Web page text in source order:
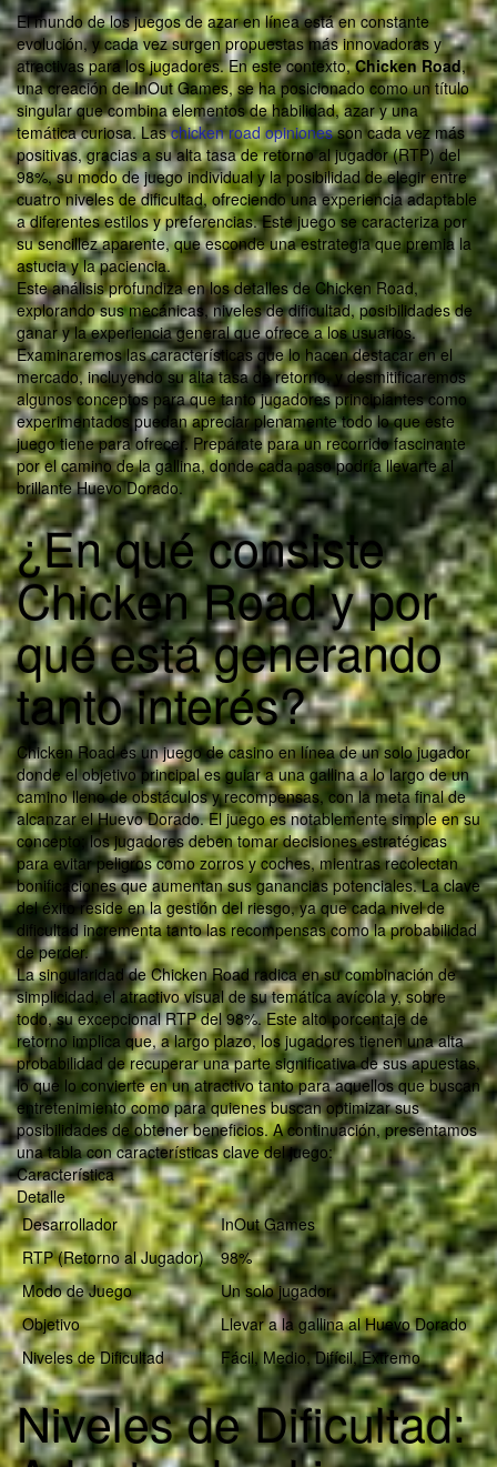
El mundo de los juegos de azar en línea está en constante
evolución, y cada vez surgen propuestas más innovadoras y
atractivas para los jugadores. En este contexto,Chicken Road,
una creación de InOut Games, se ha posicionado como un título
singular que combina elementos de habilidad, azar y una
temática curiosa. Laschicken road opinionesson cada vez más
positivas, gracias a su alta tasa de retorno al jugador (RTP) del
98%, su modo de juego individual y la posibilidad de elegir entre
cuatro niveles de dificultad, ofreciendo una experiencia adaptable
a diferentes estilos y preferencias. Este juego se caracteriza por
su sencillez aparente, que esconde una estrategia que premia la
astucia y la paciencia.
Este análisis profundiza en los detalles de Chicken Road,
explorando sus mecánicas, niveles de dificultad, posibilidades de
ganar y la experiencia general que ofrece a los usuarios.
Examinaremos las características que lo hacen destacar en el
mercado, incluyendo su alta tasa de retorno, y desmitificaremos
algunos conceptos para que tanto jugadores principiantes como
experimentados puedan apreciar plenamente todo lo que este
juego tiene para ofrecer. Prepárate para un recorrido fascinante
por el camino de la gallina, donde cada paso podría llevarte al
brillante Huevo Dorado.
¿En qué consiste
Chicken Road y por
qué está generando
tanto interés?
Chicken Road es un juego de casino en línea de un solo jugador
donde el objetivo principal es guiar a una gallina a lo largo de un
camino lleno de obstáculos y recompensas, con la meta final de
alcanzar el Huevo Dorado. El juego es notablemente simple en su
concepto; los jugadores deben tomar decisiones estratégicas
para evitar peligros como zorros y coches, mientras recolectan
bonificaciones que aumentan sus ganancias potenciales. La clave
del éxito reside en la gestión del riesgo, ya que cada nivel de
dificultad incrementa tanto las recompensas como la probabilidad
de perder.
La singularidad de Chicken Road radica en su combinación de
simplicidad, el atractivo visual de su temática avícola y, sobre
todo, su excepcional RTP del 98%. Este alto porcentaje de
retorno implica que, a largo plazo, los jugadores tienen una alta
probabilidad de recuperar una parte significativa de sus apuestas,
lo que lo convierte en un atractivo tanto para aquellos que buscan
entretenimiento como para quienes buscan optimizar sus
posibilidades de obtener beneficios. A continuación, presentamos
una tabla con características clave del juego:
Característica
Detalle
Desarrollador
InOut Games
RTP (Retorno al Jugador)
98%
Modo de Juego
Un solo jugador
Objetivo
Llevar a la gallina al Huevo Dorado
Niveles de Dificultad
Fácil, Medio, Difícil, Extremo
Niveles de Dificultad: